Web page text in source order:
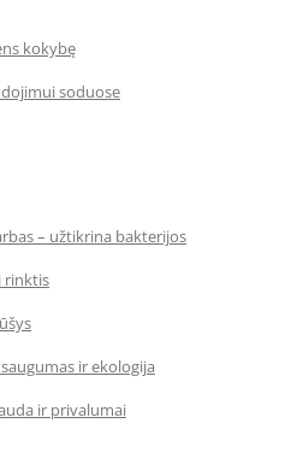
kokybę
soduose
– užtikrina bakterijos
rinktis
ir ekologija
ir privalumai